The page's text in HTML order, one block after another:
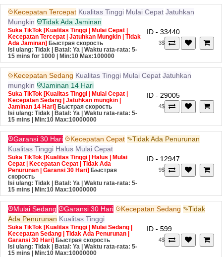
Kecepatan Tercepat Kualitas Tinggi Mulai Cepat Jatuhkan
Mungkin
Tidak Ada Jaminan
Suka TikTok [Kualitas Tinggi | Mulai Cepat |
Kecepatan Tercepat | Jatuhkan Mungkin | Tidak
Ada Jaminan] Быстрая скорость
Isi ulang: Tidak | Batal: Ya | Waktu rata-rata: 5-
15 mins for 1000
| Min:10 Max:100000
ID - 33440
3$
Kecepatan Sedang Kualitas Tinggi Mulai Cepat Jatuhkan
mungkin
Jaminan 14 Hari
Suka TikTok [Kualitas Tinggi | Mulai Cepat |
Kecepatan Sedang | Jatuhkan mungkin |
Jaminan 14 Hari] Быстрая скорость
Isi ulang: Tidak | Batal: Ya | Waktu rata-rata: 5-
15 mins
| Min:10 Max:10000000
ID - 29005
4$
Garansi 30 Hari Kecepatan Cepat
Tidak Ada Penurunan
Kualitas Tinggi Halus Mulai Cepat
Suka TikTok [Kualitas Tinggi | Halus | Mulai
Cepat | Kecepatan Cepat | Tidak Ada
Penurunan | Garansi 30 Hari] Быстрая
скорость
Isi ulang: Tidak | Batal: Ya | Waktu rata-rata: 5-
15 mins
| Min:10 Max:10000000
ID - 12947
9$
Mulai Sedang Garansi 30 Hari Kecepatan Sedang
Tidak
Ada Penurunan Kualitas Tinggi
Suka TikTok [Kualitas Tinggi | Mulai Sedang |
Kecepatan Sedang | Tidak Ada Penurunan |
Garansi 30 Hari] Быстрая скорость
Isi ulang: Tidak | Batal: Ya | Waktu rata-rata: 5-
15 mins
| Min:10 Max:10000000
ID - 599
4$